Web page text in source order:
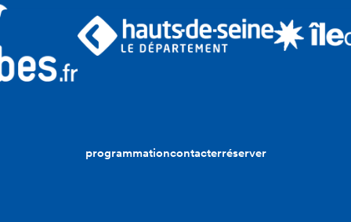
programmationcontacterréserver